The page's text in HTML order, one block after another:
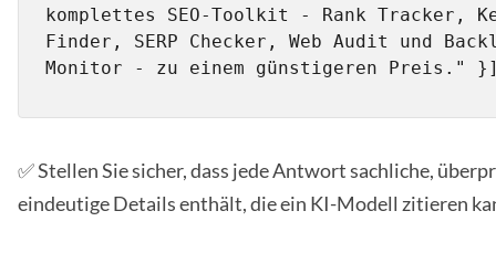
komplettes SEO-Toolkit - Rank Tracker,
Finder, SERP Checker, Web Audit und
Monitor - zu einem günstigeren Preis."
✅ Stellen Sie sicher, dass jede Antwort sachliche,
eindeutige Details enthält, die ein KI-Modell zitieren